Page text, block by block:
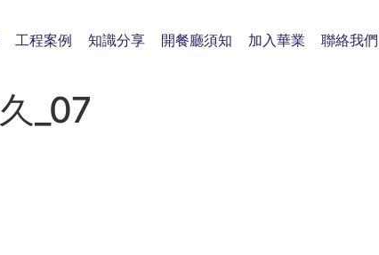
工程案例 知識分享 開餐廳須知 加入華業 聯絡我們
_07